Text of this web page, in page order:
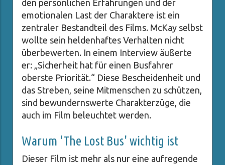
den persönlichen Erfahrungen und der
emotionalen Last der Charaktere ist ein
zentraler Bestandteil des Films. McKay selbst
wollte sein heldenhaftes Verhalten nicht
überbewerten. In einem Interview äußerte
er: „Sicherheit hat für einen Busfahrer
oberste Priorität.“ Diese Bescheidenheit und
das Streben, seine Mitmenschen zu schützen,
sind bewundernswerte Charakterzüge, die
auch im Film beleuchtet werden.
Warum 'The Lost Bus' wichtig ist
Dieser Film ist mehr als nur eine aufregende